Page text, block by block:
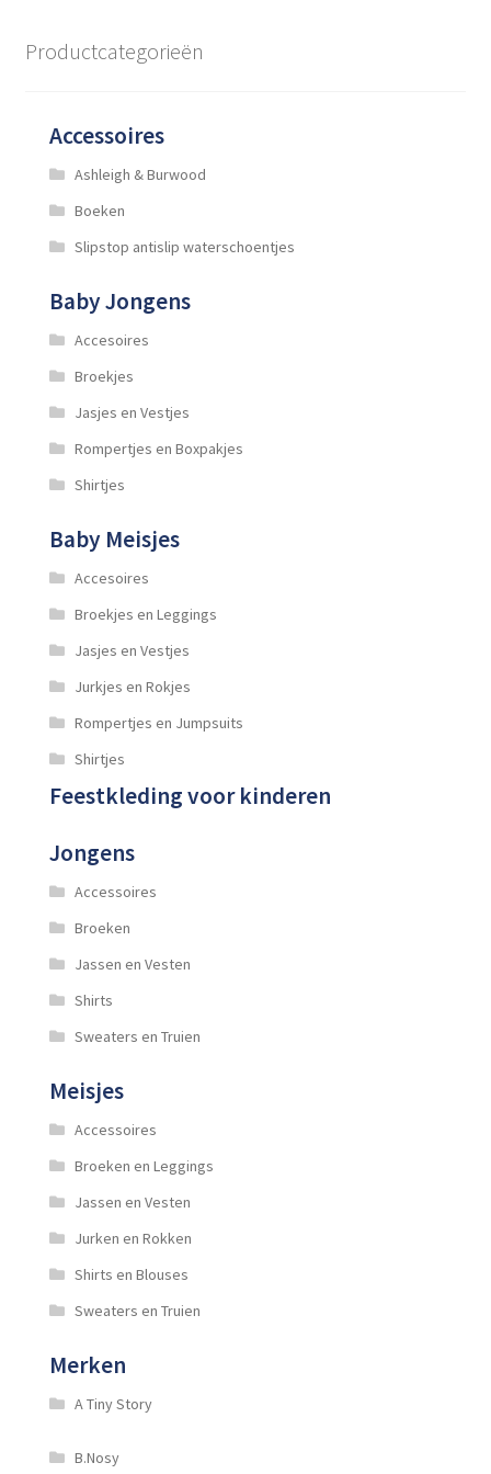
Productcategorieën
Accessoires
Ashleigh & Burwood
Boeken
Slipstop antislip waterschoentjes
Baby Jongens
Accesoires
Broekjes
Jasjes en Vestjes
Rompertjes en Boxpakjes
Shirtjes
Baby Meisjes
Accesoires
Broekjes en Leggings
Jasjes en Vestjes
Jurkjes en Rokjes
Rompertjes en Jumpsuits
Shirtjes
Feestkleding voor kinderen
Jongens
Accessoires
Broeken
Jassen en Vesten
Shirts
Sweaters en Truien
Meisjes
Accessoires
Broeken en Leggings
Jassen en Vesten
Jurken en Rokken
Shirts en Blouses
Sweaters en Truien
Merken
A Tiny Story
B.Nosy